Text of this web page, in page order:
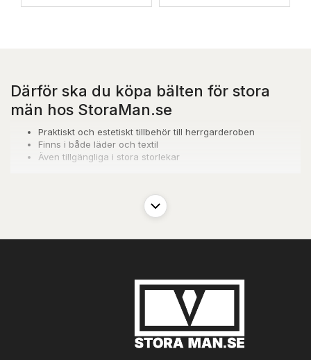
Därför ska du köpa bälten för stora
män hos StoraMan.se
Praktiskt och estetiskt tillbehör till herrgarderoben
Finns i både läder och textil
Även tillgängliga i stora storlekar
Ett bälte är ett både praktiskt och stiligt tillbehör. Praktiskt,
Därför är det självklart viktigt att du väljer rätt bälte. Men hur gör
man det? Som en allmän regel bör ditt bälte alltid matcha dina
skor, vilket innebär att om du har ett par svarta och ett par bruna
läderskor, bör du också skaffa dig ett svart och ett brunt